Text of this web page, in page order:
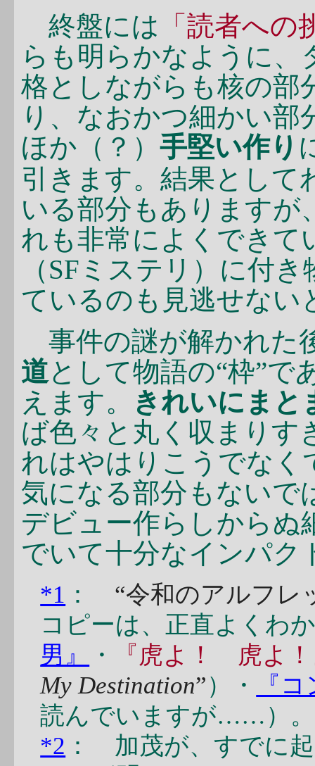
終盤には 「読者への
らも明らかなように、
格としながらも核の部
り、なおかつ細かい
ほか（？） 手堅い作り
引きます。結果として
いる部分もありますが
れも非常によくできて
（SFミステリ）に付
ているのも見逃せない
事件の謎が解かれた
道として物語の“枠”で
えます。
きれいにまと
ば色々と丸く収まりす
れはやはりこうでなく
気になる部分もないで
デビュー作らしからぬ
でいて十分なインパク
*1 ： “令和のアルフレ
コピーは、正直よくわ
男』
・
『虎よ！ 虎よ
My Destination”）・
『
読んでいますが……）。
*2 ： 加茂が、すでに